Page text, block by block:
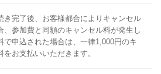
き完了後、お客様都合によりキャンセル
、参加費と同額のキャンセル料が発生し
で申込された場合は、一律1,000円のキ
をお支払いいただきます。